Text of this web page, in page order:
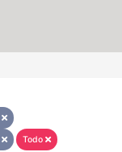
Todo